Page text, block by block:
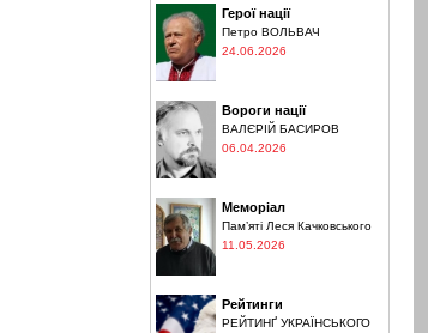
Герої нації
Петро ВОЛЬВАЧ
24.06.2026
Вороги нації
ВАЛЄРІЙ БАСИРОВ
06.04.2026
Меморіал
Пам’яті Леся Качковського
11.05.2026
Рейтинги
РЕЙТИНҐ УКРАЇНСЬКОГО